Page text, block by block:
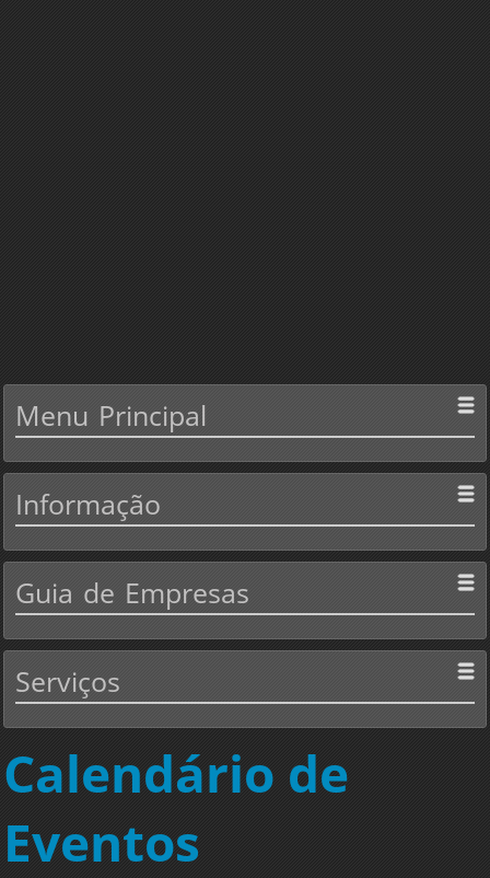
Menu Principal
Informação
Guia de Empresas
Serviços
Calendário de
Eventos